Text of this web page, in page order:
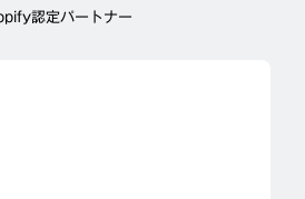
認定パートナー